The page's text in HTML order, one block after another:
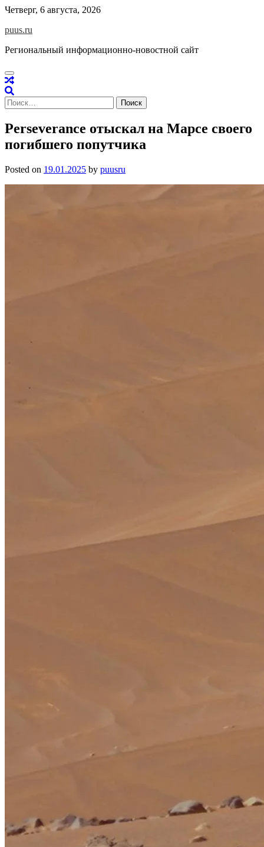
Skip
content
Четверг, 6 августа, 2026
puus.ru
Региональный информационно-новостной сайт
Найти:
Perseverance отыскал на Марсе своего
погибшего попутчика
Posted on 19.01.2025 by puusru